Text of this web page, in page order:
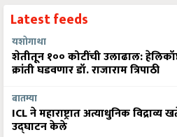
Latest feeds
यशोगाथा
शेतीतून १०० कोटींची उलाढाल:
क्रांती घडवणार डॉ. राजाराम त्रिपाठी
बातम्या
ICL ने महाराष्ट्रात अत्याधुनिक
उद्घाटन केले